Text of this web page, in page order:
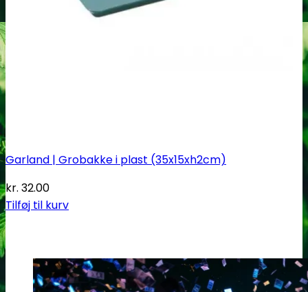
Garland | Grobakke i plast (35x15xh2cm)
kr. 32.00
Tilføj til kurv